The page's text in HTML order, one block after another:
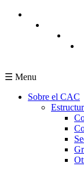
Pasar al contenido
☰ Menu
Sobre el CAC